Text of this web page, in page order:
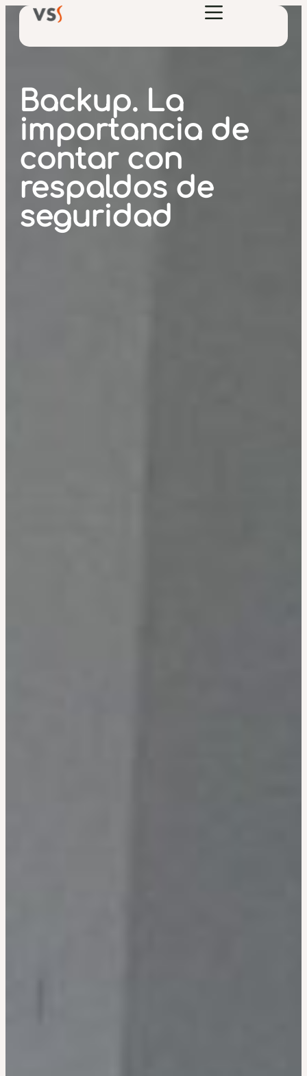
Backup. La
importancia de
contar con
respaldos de
seguridad